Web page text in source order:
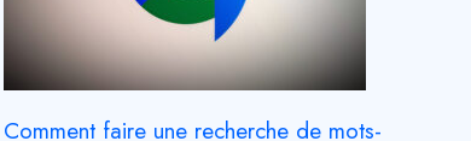
Comment faire une recherche de mots-